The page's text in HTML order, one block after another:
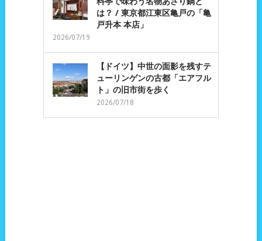
は？ / 東京都江東区亀戸の「亀
戸升本 本店」
2026/07/19
【ドイツ】中世の面影を残すテ
ューリンゲンの古都「エアフル
ト」の旧市街を歩く
2026/07/18